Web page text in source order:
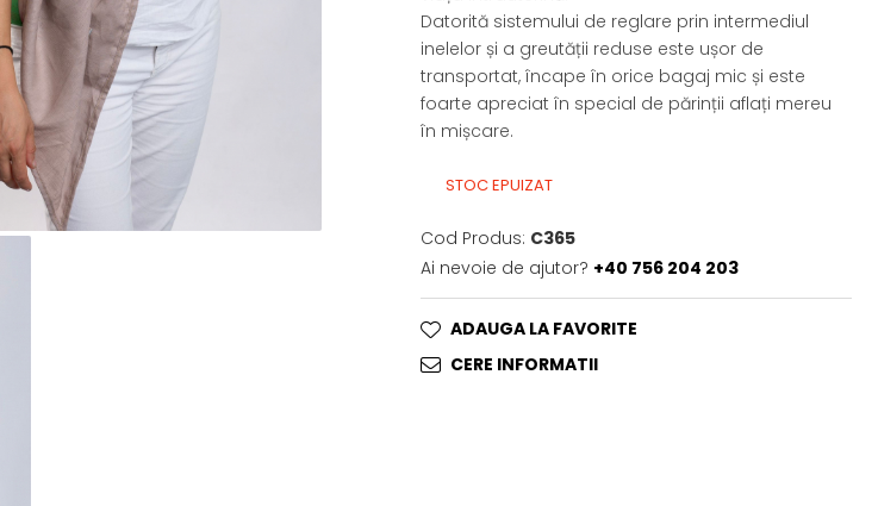
Datorită sistemului de reglare prin intermediul
inelelor și a greutății reduse este ușor de
transportat, încape în orice bagaj mic și este
foarte apreciat în special de părinții aflați mereu
în mișcare.
STOC EPUIZAT
Cod Produs: C365
Ai nevoie de ajutor? +40 756 204 203
ADAUGA LA FAVORITE
CERE INFORMATII